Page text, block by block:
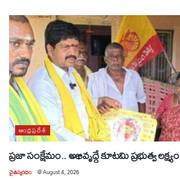
ఆంధ్రప్రదేశ్
ప్రజా సంక్షేమం.. అభివృద్ధే కూటమి ప్రభుత్వ లక్ష్యం
చైతన్యరధం @August 4, 2026